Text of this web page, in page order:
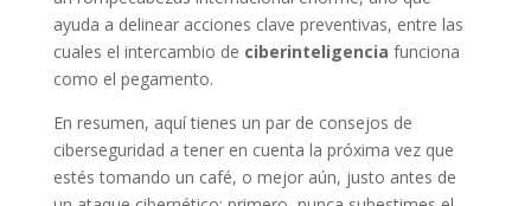
ayuda a delinear acciones clave preventivas, entre las
cuales el intercambio de ciberinteligencia funciona
como el pegamento.
En resumen, aquí tienes un par de consejos de
ciberseguridad a tener en cuenta la próxima vez que
estés tomando un café, o mejor aún, justo antes de